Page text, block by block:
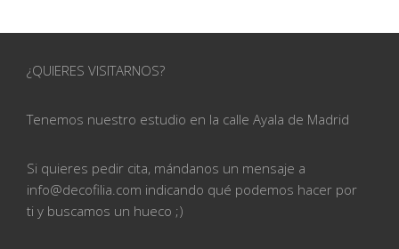
¿QUIERES VISITARNOS?
Tenemos nuestro estudio en la calle Ayala de Madrid
Si quieres pedir cita, mándanos un mensaje a
info@decofilia.com indicando qué podemos hacer por
ti y buscamos un hueco ;)